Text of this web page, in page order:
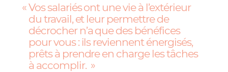
Vos salariés ont une vie à l’extérieur
du travail, et leur permettre de
décrocher n’a que des bénéfices
pour vous : ils reviennent énergisés,
prêts à prendre en charge les tâches
à accomplir.